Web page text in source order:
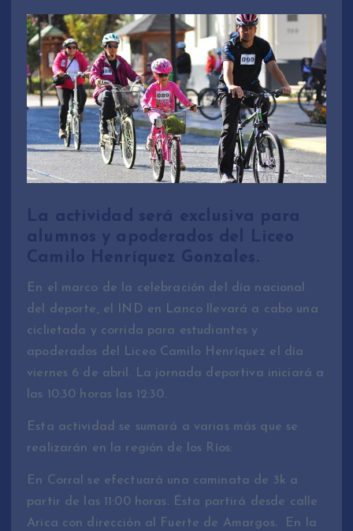
La actividad será exclusiva para
alumnos y apoderados del Liceo
Camilo Henríquez Gonzales.
En el marco de la celebración del día nacional
del deporte, el IND en Lanco llevará a cabo una
ciclietada y corrida para estudiantes y
apoderados del Liceo Camilo Henríquez el día
viernes 6 de abril. La jornada deportiva iniciará a
las 10:30 horas las 12:30.
Esta actividad se sumará a varias más que se
realizarán en la región de los Ríos:
En Corral se efectuará una caminata de 3k a
partir de las 11:00 horas. Ésta partirá desde calle
Arica con dirección al Fuerte de Amargos.
En la